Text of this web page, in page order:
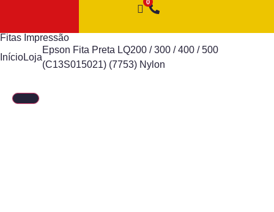
Fitas Impressão
InícioLoja
Epson Fita Preta LQ200 / 300 / 400 / 500
(C13S015021) (7753) Nylon